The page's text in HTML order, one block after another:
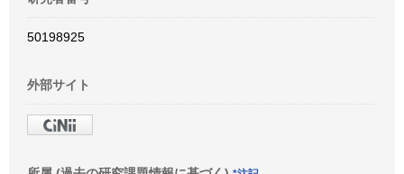
50198925
外部サイト